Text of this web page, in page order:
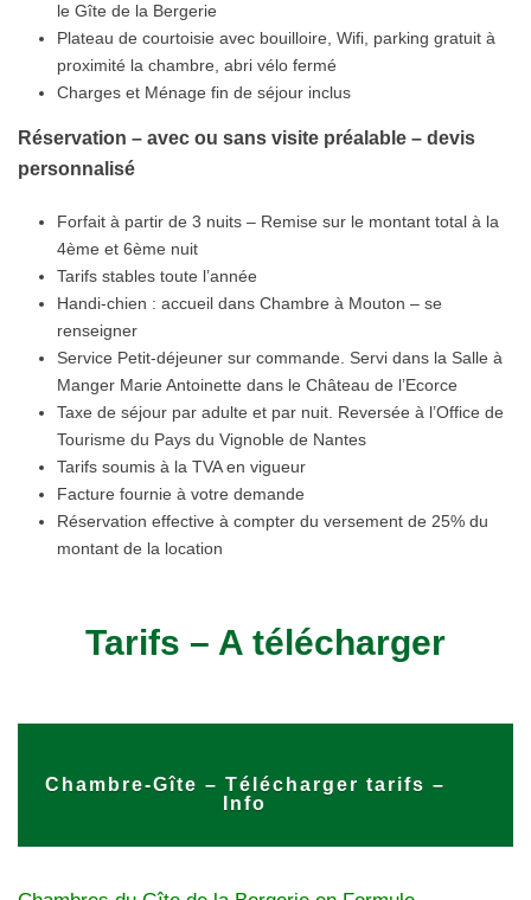
le Gîte de la Bergerie
Plateau de courtoisie avec bouilloire, Wifi, parking gratuit à
proximité la chambre, abri vélo fermé
Charges et Ménage fin de séjour inclus
Réservation – avec ou sans visite préalable – devis
personnalisé
Forfait à partir de 3 nuits – Remise sur le montant total à la
4ème et 6ème nuit
Tarifs stables toute l’année
Handi-chien : accueil dans Chambre à Mouton – se
renseigner
Service Petit-déjeuner sur commande. Servi dans la Salle à
Manger Marie Antoinette dans le Château de l’Ecorce
Taxe de séjour par adulte et par nuit. Reversée à l’Office de
Tourisme du Pays du Vignoble de Nantes
Tarifs soumis à la TVA en vigueur
Facture fournie à votre demande
Réservation effective à compter du versement de 25% du
montant de la location
Tarifs – A télécharger
Chambre-Gîte – Télécharger tarifs –
Info